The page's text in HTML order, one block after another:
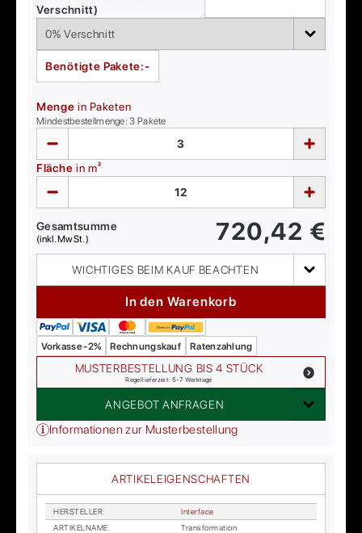
Verschnitt)
Benötigte Pakete:-
Menge in Paketen
Mindestbestellmenge:3 Pakete
Fläche in m²
Gesamtsumme
(inkl. MwSt.) 720,42 €
WICHTIGES BEIM KAUF BEACHTEN
In den Warenkorb
Vorkasse -2% Rechnungskauf Ratenzahlung
MUSTERBESTELLUNG BIS 4 STÜCK
Regellieferzeit: 5-7 Werktage
ANGEBOT ANFRAGEN
Informationen zur Musterbestellung
ARTIKELEIGENSCHAFTEN
HER­STEL­LER:
In­ter­face
AR­TI­KEL­NA­ME:
Trans­for­ma­ti­on